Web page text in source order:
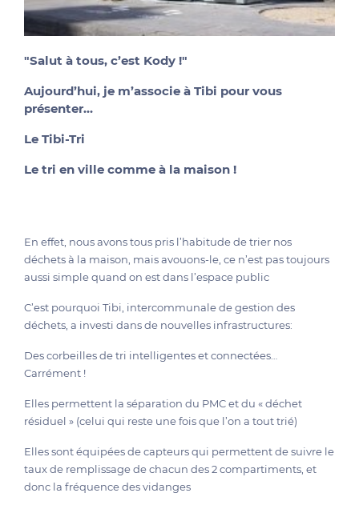
"Salut à tous, c’est Kody !"
Aujourd’hui, je m’associe à Tibi pour vous
présenter…
Le Tibi-Tri
Le tri en ville comme à la maison !
En effet, nous avons tous pris l’habitude de trier nos
déchets à la maison, mais avouons-le, ce n’est pas toujours
aussi simple quand on est dans l’espace public
C’est pourquoi Tibi, intercommunale de gestion des
déchets, a investi dans de nouvelles infrastructures:
Des corbeilles de tri intelligentes et connectées…
Carrément !
Elles permettent la séparation du PMC et du « déchet
résiduel » (celui qui reste une fois que l’on a tout trié)
Elles sont équipées de capteurs qui permettent de suivre le
taux de remplissage de chacun des 2 compartiments, et
donc la fréquence des vidanges